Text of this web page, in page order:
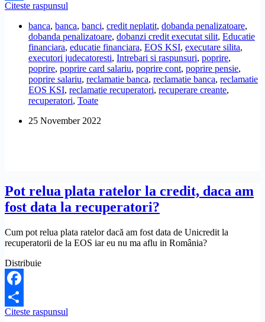
Share
Citeste raspunsul
recuperari
EOS
m-
a
pus
sa
platesc
si
la
banca, banca, banci, credit neplatit, dobanda penalizatoare,
dobanda penalizatoare, dobanzi credit executat silit, Educatie
financiara, educatie financiara, EOS KSI, executare silita,
executori judecatoresti, Intrebari si raspunsuri, poprire,
poprire, poprire card salariu, poprire cont, poprire pensie,
poprire salariu, reclamatie banca, reclamatie banca, reclamatie
EOS KSI, reclamatie recuperatori, recuperare creante,
recuperatori, Toate
25 November 2022
Pot relua plata ratelor la credit, daca am
fost data la recuperatori?
Cum pot relua plata ratelor dacă am fost data de Unicredit la
recuperatorii de la EOS iar eu nu ma aflu in România?
Distribuie
Facebook
Share
Citeste raspunsul